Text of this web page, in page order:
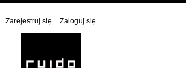
Zarejestruj się Zaloguj się